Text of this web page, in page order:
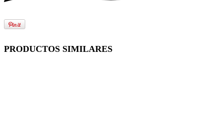
PRODUCTOS SIMILARES